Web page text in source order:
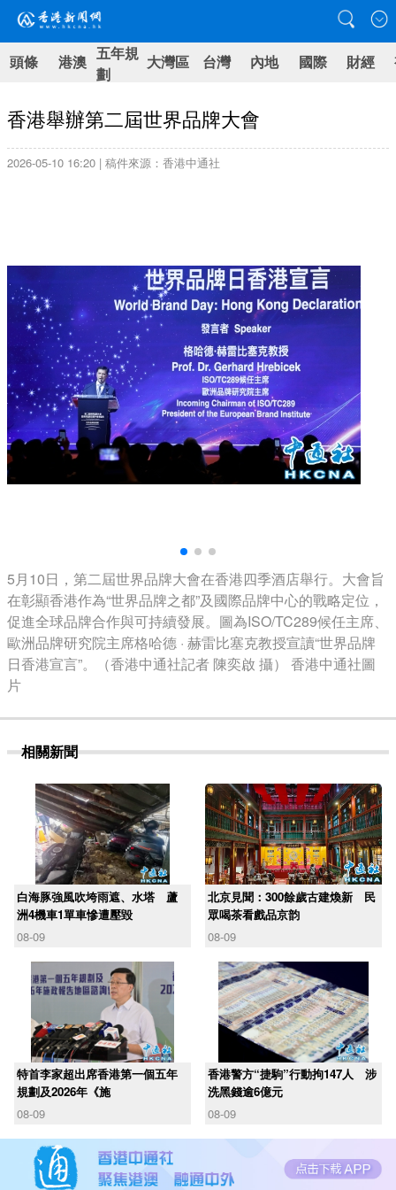
頭條 港澳 五年規
劃
大灣區 台灣 內地 國際 財經
香港舉辦第二屆世界品牌大會
2026-05-10 16:20 | 稿件來源：香港中通社
5月10日，第二屆世界品牌大會在香港四季酒店舉行。大會旨
在彰顯香港作為“世界品牌之都”及國際品牌中心的戰略定位，
促進全球品牌合作與可持續發展。圖為ISO/TC289候任主席、
歐洲品牌研究院主席格哈德 · 赫雷比塞克教授宣讀“世界品牌
日香港宣言”。（香港中通社記者 陳奕啟 攝） 香港中通社圖
片
相關新聞
白海豚強風吹垮雨遮、水塔 蘆
洲4機車1單車慘遭壓毀
08-09
北京見聞：300餘歲古建煥新 民
眾喝茶看戲品京韵
08-09
​特首李家超出席香港第一個五年
規劃及2026年《施
08-09
香港警方“捷駒”行動拘147人 涉
洗黑錢逾6億元
08-09